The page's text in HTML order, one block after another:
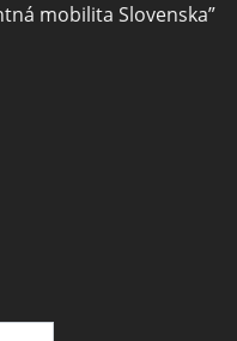
mobilita Slovenska”